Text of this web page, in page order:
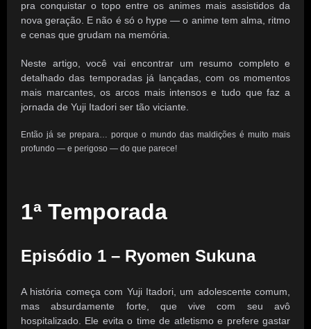
pra conquistar o topo entre os animes mais assistidos da
nova geração. E não é só o hype — o anime tem alma, ritmo
e cenas que grudam na memória.
Neste artigo, você vai encontrar um resumo completo e
detalhado das temporadas já lançadas, com os momentos
mais marcantes, os arcos mais intensos e tudo que faz a
jornada de Yuji Itadori ser tão viciante.
Então já se prepara… porque o mundo das maldições é muito mais
profundo — e perigoso — do que parece!
1ª Temporada
Episódio 1 – Ryomen Sukuna
A história começa com Yuji Itadori, um adolescente comum,
mas absurdamente forte, que vive com seu avô
hospitalizado. Ele evita o time de atletismo e prefere gastar